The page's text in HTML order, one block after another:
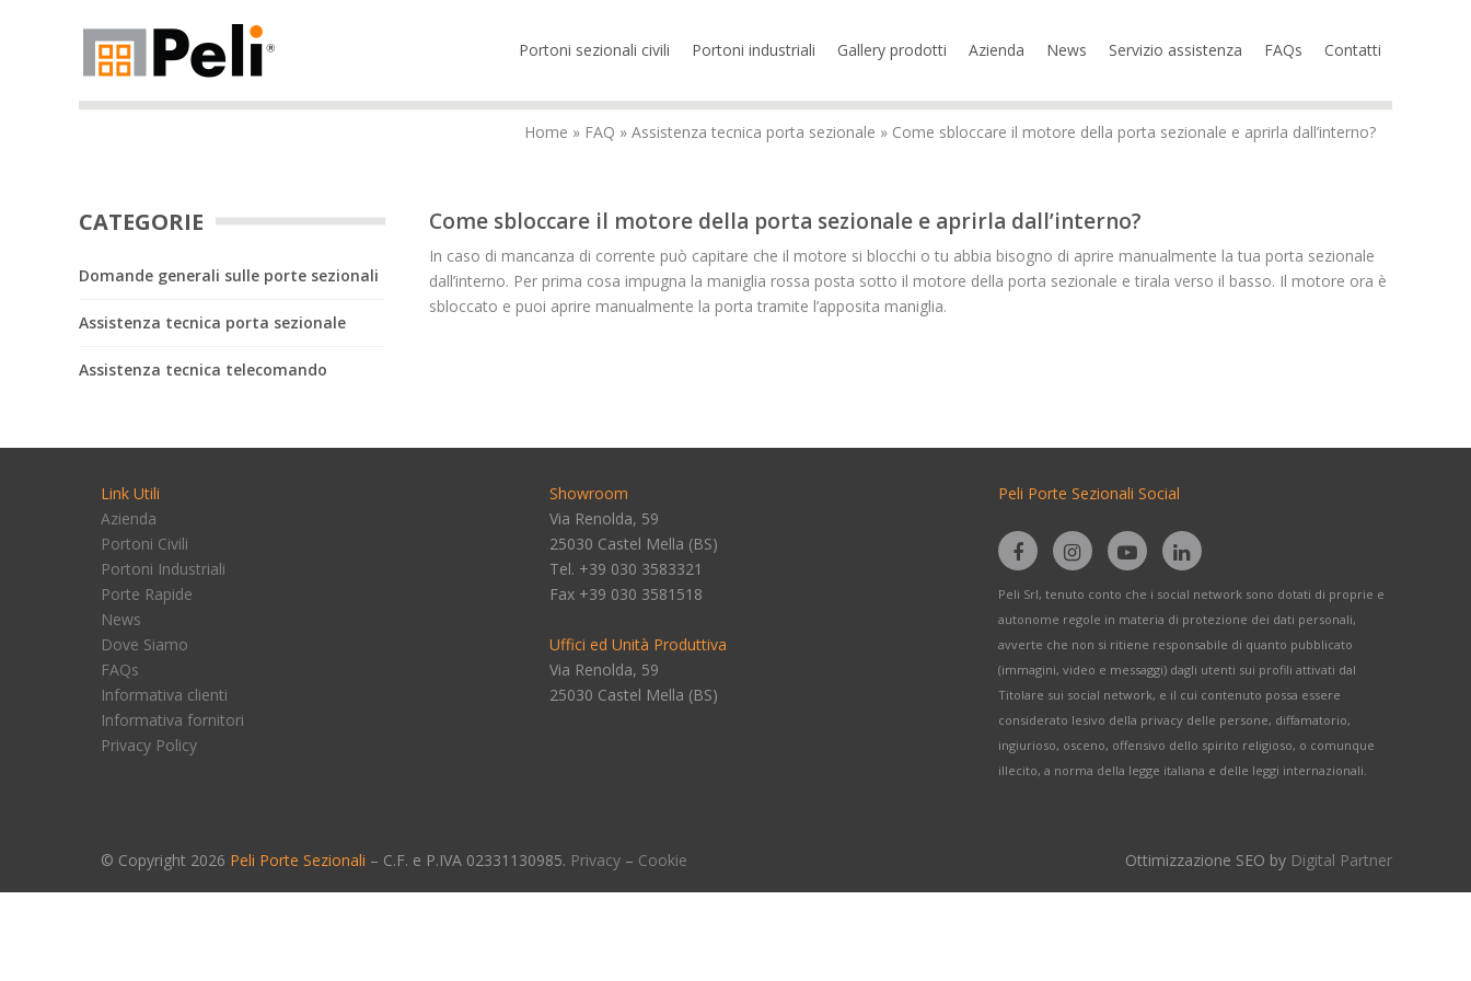
Portoni sezionali civili Portoni industriali Gallery prodotti Azienda News Servizio assistenza FAQs Contatti
CATEGORIE
Domande generali sulle porte sezionali
Assistenza tecnica porta sezionale
Assistenza tecnica telecomando
Home » FAQ » Assistenza tecnica porta sezionale » Come sbloccare il motore della porta sezionale e aprirla dall’interno?
Come sbloccare il motore della porta sezionale e aprirla dall’interno?
In caso di mancanza di corrente può capitare che il motore si blocchi o tu abbia bisogno di aprire manualmente la tua porta sezionale
dall’interno. Per prima cosa impugna la maniglia rossa posta sotto il motore della porta sezionale e tirala verso il basso. Il motore ora è
sbloccato e puoi aprire manualmente la porta tramite l’apposita maniglia.
Link Utili
Azienda
Portoni Civili
Portoni Industriali
Porte Rapide
News
Dove Siamo
FAQs
Informativa clienti
Informativa fornitori
Privacy Policy
Showroom
Via Renolda, 59
25030 Castel Mella (BS)
Tel. +39 030 3583321
Fax +39 030 3581518
Uffici ed Unità Produttiva
Via Renolda, 59
25030 Castel Mella (BS)
Peli Porte Sezionali Social
Peli Srl, tenuto conto che i social network sono dotati di proprie e
autonome regole in materia di protezione dei dati personali,
avverte che non si ritiene responsabile di quanto pubblicato
(immagini, video e messaggi) dagli utenti sui profili attivati dal
Titolare sui social network, e il cui contenuto possa essere
considerato lesivo della privacy delle persone, diffamatorio,
ingiurioso, osceno, offensivo dello spirito religioso, o comunque
illecito, a norma della legge italiana e delle leggi internazionali.
© Copyright 2026 Peli Porte Sezionali – C.F. e P.IVA 02331130985. Privacy – Cookie Ottimizzazione SEO by Digital Partner